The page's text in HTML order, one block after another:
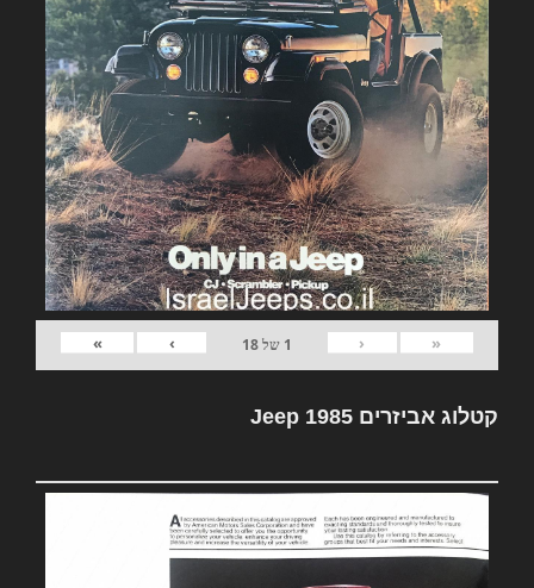
«
‹
1 של18
›
»
קטלוג אביזרים Jeep 1985